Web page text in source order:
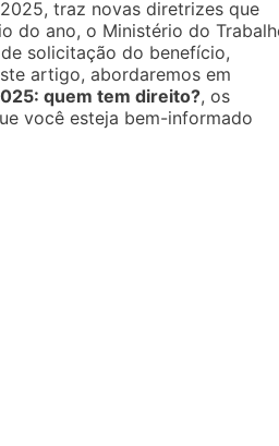
traz novas diretrizes que
do ano, o Ministério do
solicitação do benefício,
artigo, abordaremos em
quem tem direito?, os
você esteja bem-informado